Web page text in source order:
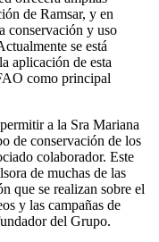
de Ramsar, y en
conservación y uso
se está
aplicación de esta
como principal
a la Sra Mariana
de conservación de los
colaborador. Este
de muchas de las
que se realizan sobre el
y las campañas de
del Grupo.